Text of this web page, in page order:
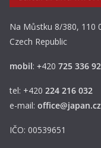
Na Můstku 8/380, 110
Czech Republic
mobil: +420 725 336
tel: +420 224 216 032
e-mail: office@japan.cz
IČO: 00539651